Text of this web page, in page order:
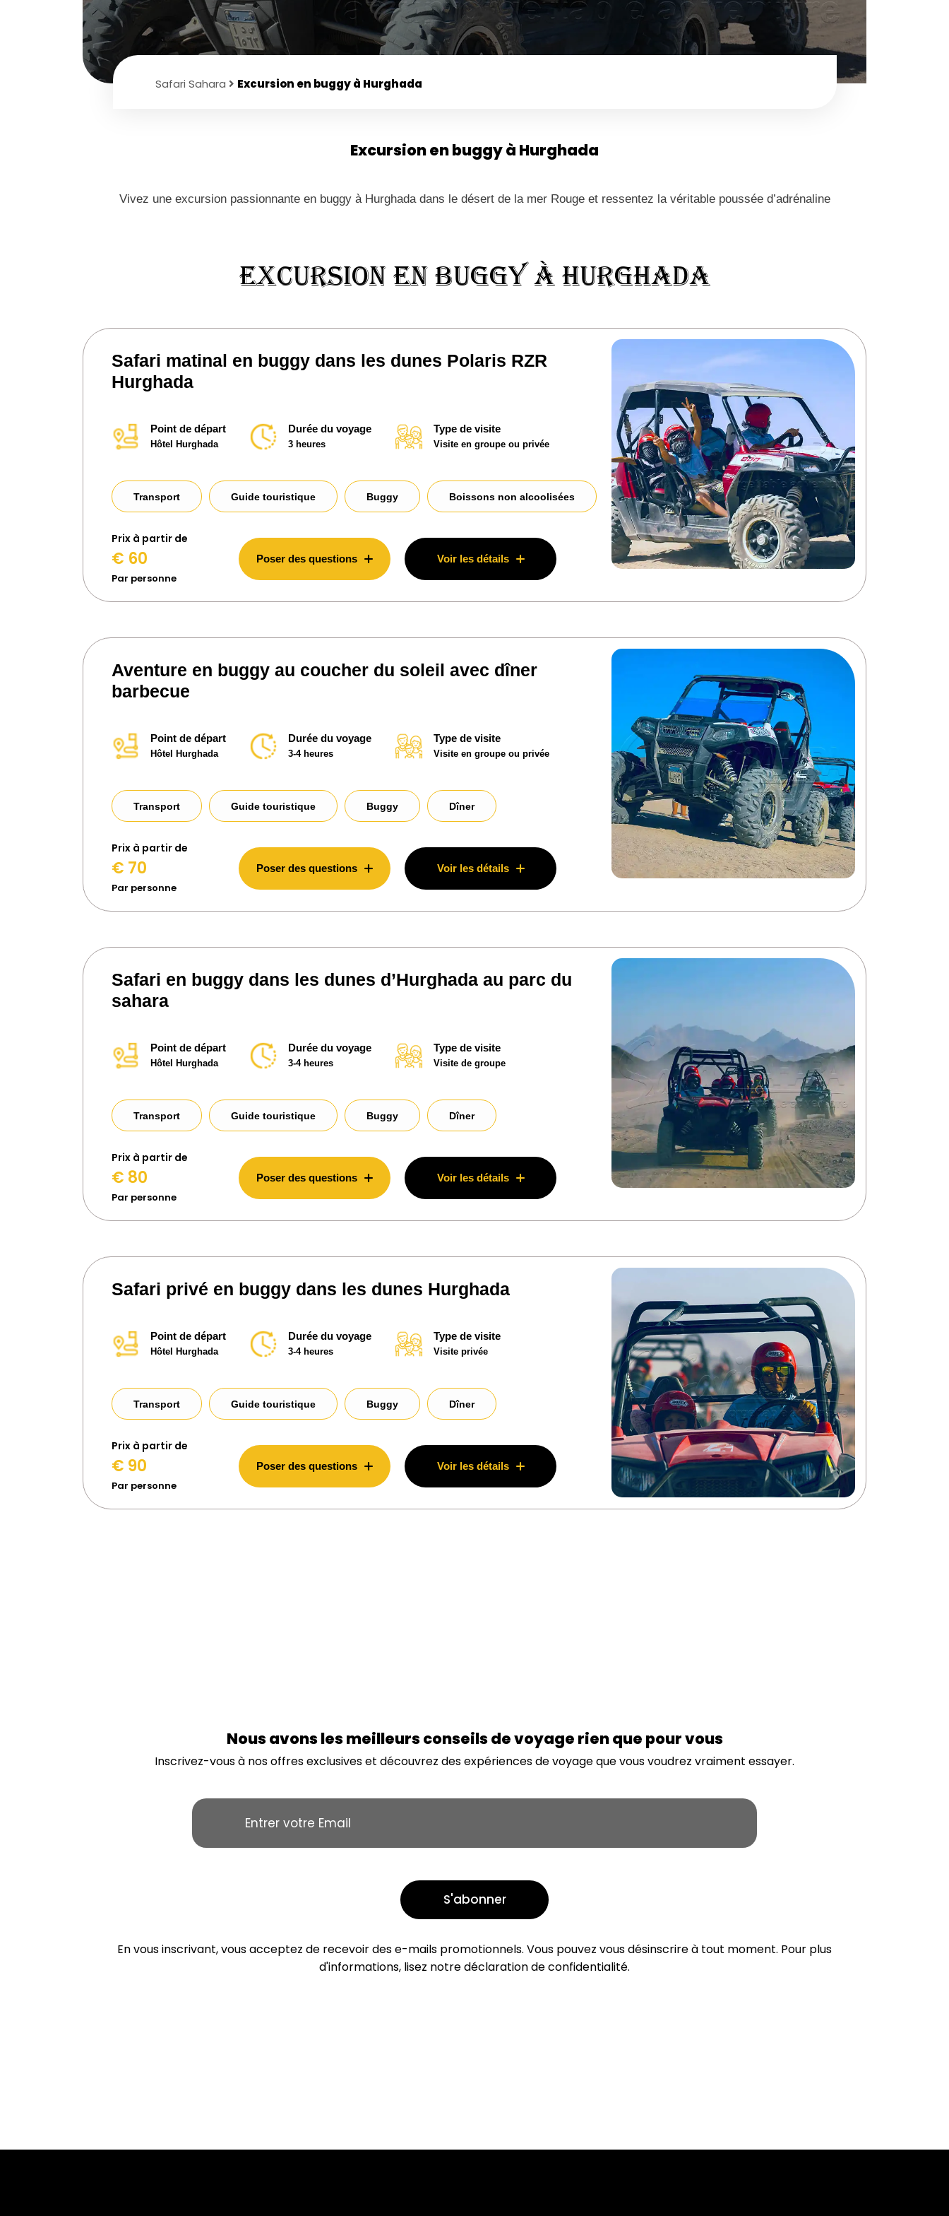
Safari Sahara Excursion en buggy à Hurghada
Excursion en buggy à Hurghada
Vivez une excursion passionnante en buggy à Hurghada dans le désert de la mer Rouge et ressentez la véritable poussée d’adrénaline
Excursion en buggy à Hurghada
Safari matinal en buggy dans les dunes Polaris RZR
Hurghada
Point de départ
Hôtel Hurghada
Durée du voyage
3 heures
Type de visite
Visite en groupe ou privée
Transport Guide touristique Buggy Boissons non alcoolisées
Prix ​​à partir de
€ 60
Par personne
Poser des questions Voir les détails
Aventure en buggy au coucher du soleil avec dîner
barbecue
Point de départ
Hôtel Hurghada
Durée du voyage
3-4 heures
Type de visite
Visite en groupe ou privée
Transport Guide touristique Buggy Dîner
Prix ​​à partir de
€ 70
Par personne
Poser des questions Voir les détails
Safari en buggy dans les dunes d’Hurghada au parc du
sahara
Point de départ
Hôtel Hurghada
Durée du voyage
3-4 heures
Type de visite
Visite de groupe
Transport Guide touristique Buggy Dîner
Prix ​​à partir de
€ 80
Par personne
Poser des questions Voir les détails
Safari privé en buggy dans les dunes Hurghada
Point de départ
Hôtel Hurghada
Durée du voyage
3-4 heures
Type de visite
Visite privée
Transport Guide touristique Buggy Dîner
Prix ​​à partir de
€ 90
Par personne
Poser des questions Voir les détails
Nous avons les meilleurs conseils de voyage rien que pour vous
Inscrivez-vous à nos offres exclusives et découvrez des expériences de voyage que vous voudrez vraiment essayer.
En vous inscrivant, vous acceptez de recevoir des e-mails promotionnels. Vous pouvez vous désinscrire à tout moment. Pour plus
d'informations, lisez notredéclaration de confidentialité.